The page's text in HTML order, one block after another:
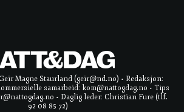
Magne Staurland (geir@nd.no) • Redaksjon:
samarbeid: kom@nattogdag.no • Tips
• Daglig leder: Christian Fure (tlf.
92 08 85 72)